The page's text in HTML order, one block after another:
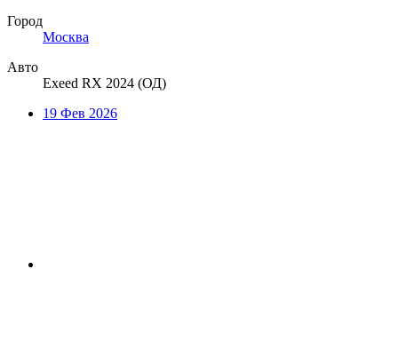
Город
Москва
Авто
Exeed RX 2024 (ОД)
19 Фев 2026